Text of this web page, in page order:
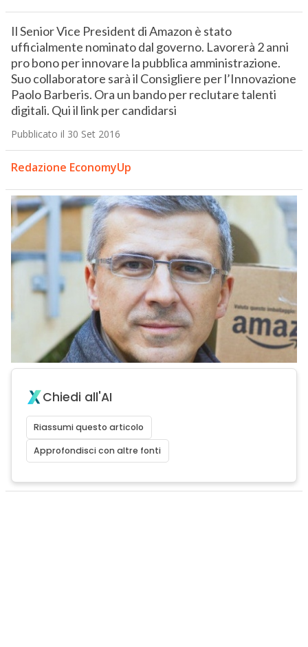
Il Senior Vice President di Amazon è stato
ufficialmente nominato dal governo. Lavorerà 2 anni
pro bono per innovare la pubblica amministrazione.
Suo collaboratore sarà il Consigliere per l’Innovazione
Paolo Barberis. Ora un bando per reclutare talenti
digitali. Qui il link per candidarsi
Pubblicato il 30 Set 2016
Redazione EconomyUp
Chiedi all'AI
Riassumi questo articolo
Approfondisci con altre fonti